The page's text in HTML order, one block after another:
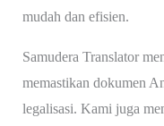
mudah dan efisien.
Samudera Translator
memastikan dokumen
legalisasi. Kami juga